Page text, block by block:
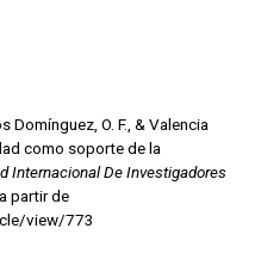
Domínguez, O. F., & Valencia
como soporte de la
Internacional De Investigadores
partir de
view/773